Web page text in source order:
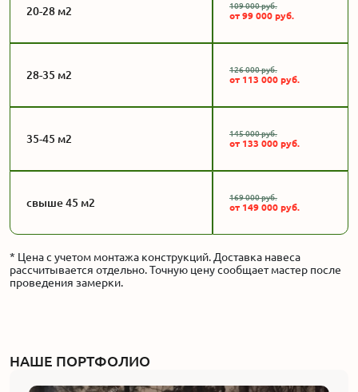
20-28 м2 109 000 руб.
от 99 000 руб.
28-35 м2 126 000 руб.
от 113 000 руб.
35-45 м2 145 000 руб.
от 133 000 руб.
свыше 45 м2 169 000 руб.
от 149 000 руб.
* Цена с учетом монтажа конструкций. Доставка навеса
рассчитывается отдельно. Точную цену сообщает мастер после
проведения замерки.
НАШЕ ПОРТФОЛИО